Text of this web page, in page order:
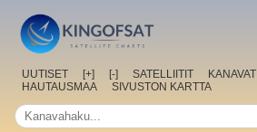
UUTISET [+] [-] SATELLIITIT KANAVAT
HAUTAUSMAA
SIVUSTON KARTTA